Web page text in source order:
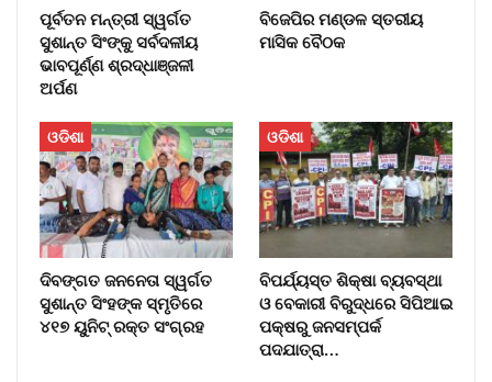
ପୂର୍ବତନ ମନ୍ତ୍ରୀ ସ୍ୱର୍ଗତ
ସୁଶାନ୍ତ ସିଂଙ୍କୁ ସର୍ବଦଳୀୟ
ଭାବପୂର୍ଣ୍ଣ ଶ୍ରଦ୍ଧାଞ୍ଜଳୀ
ଅର୍ପଣ
ବିଜେପିର ମଣ୍ଡଳ ସ୍ତରୀୟ
ମାସିକ ବୈଠକ
ଓଡିଶା
ଦିବଙ୍ଗତ ଜନନେତା ସ୍ୱର୍ଗତ
ସୁଶାନ୍ତ ସିଂହଙ୍କ ସ୍ମୃତିରେ
୪୧୭ ୟୁନିଟ୍ ରକ୍ତ ସଂଗ୍ରହ
ଓଡିଶା
ବିପର୍ଯ୍ୟସ୍ତ ଶିକ୍ଷା ବ୍ୟବସ୍ଥା
ଓ ବେକାରୀ ବିରୁଦ୍ଧରେ ସିପିଆଇ
ପକ୍ଷରୁ ଜନସମ୍ପର୍କ
ପଦଯାତ୍ରା…